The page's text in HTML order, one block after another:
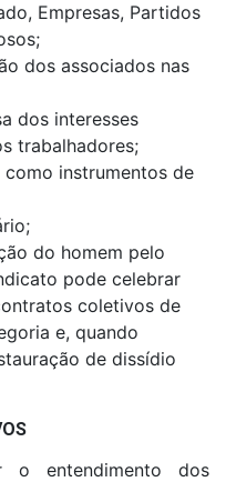
Empresas, Partidos
dos associados nas
dos interesses
trabalhadores;
instrumentos de
do homem pelo
pode celebrar
coletivos de
e, quando
de dissídio
o entendimento dos